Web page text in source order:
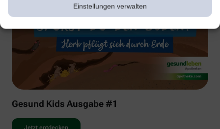
Einstellungen verwalten
Gesund Kids Ausgabe #1
Jetzt entdecken